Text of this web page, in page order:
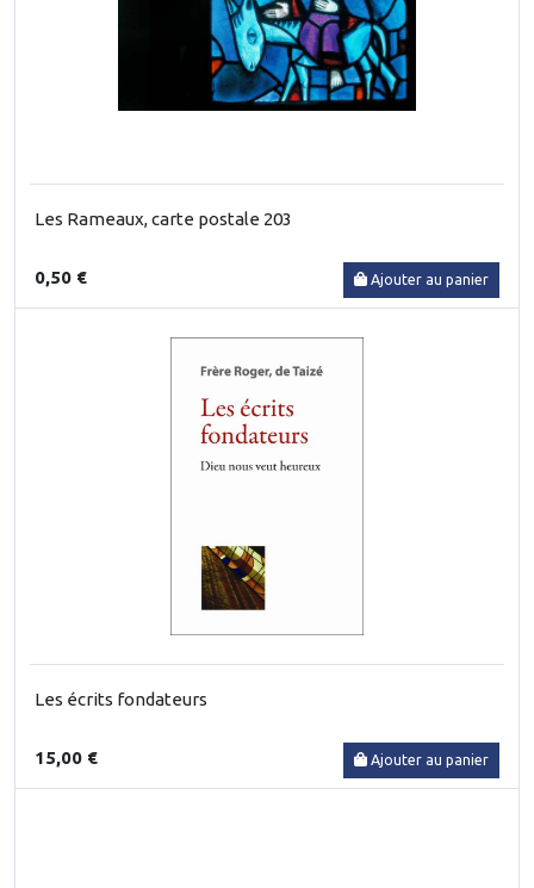
Les Rameaux, carte postale 203
0,50 € Ajouter au panier
Les écrits fondateurs
15,00 € Ajouter au panier